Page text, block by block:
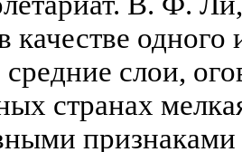
одного
слои,
странах
признаками